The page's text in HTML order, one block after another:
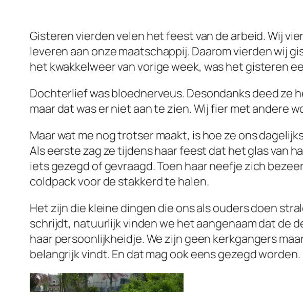
Gisteren vierden velen het feest van de arbeid. Wij
leveren aan onze maatschappij. Daarom vierden wij
het kwakkelweer van vorige week, was het gisteren
Dochterlief was bloednerveus. Desondanks deed ze
maar dat was er niet aan te zien. Wij fier met andere
Maar wat me nog trotser maakt, is hoe ze ons
Als eerste zag ze tijdens haar feest dat het glas van
iets gezegd of gevraagd. Toen haar neefje zich
coldpack voor de stakkerd te halen.
Het zijn die kleine dingen die ons als ouders doen
schrijdt, natuurlijk vinden we het aangenaam dat de
haar persoonlijkheidje. We zijn geen kerkgangers
belangrijk vindt. En dat mag ook eens gezegd